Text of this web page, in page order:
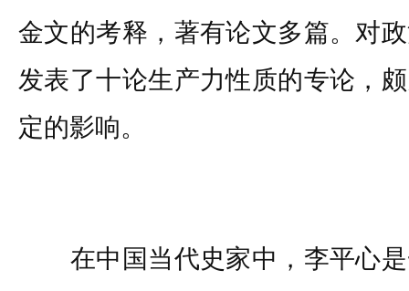
金文的考释，著有论文多篇。对
发表了十论生产力性质的专论，
定的影响。
在中国当代史家中，李平心是